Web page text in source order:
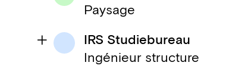
Paysage
IRS Studiebureau
Ingénieur structure